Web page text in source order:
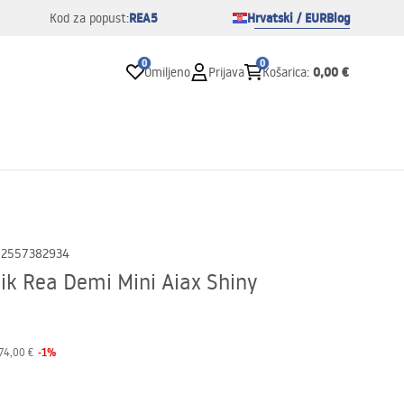
Kod za popust:REA5 Hrvatski / EURBlog
0
Omiljeno Prijava
0
Košarica: 0,00 €
Rea Demi Mini Aiax Shiny
€ -1%